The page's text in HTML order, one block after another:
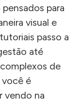
para
visual e
passo a
até
de
você é
vendo na